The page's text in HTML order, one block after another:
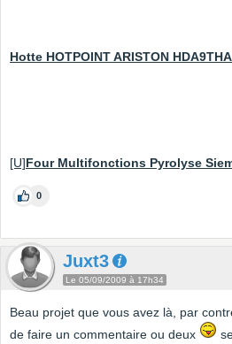
Hotte HOTPOINT ARISTON
[U]Four Multifonctions Pyrolyse
0
Juxt3
Le 05/09/2009 à 17h34
Beau projet que vous avez là, par
de faire un commentaire ou deux